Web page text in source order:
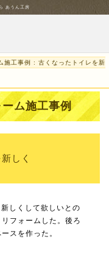
あうん工房
施工事例 : 古くなったトイレを新
ム施工事例
しく
しくして欲しいとの
フォームした。後ろ
スを作った。